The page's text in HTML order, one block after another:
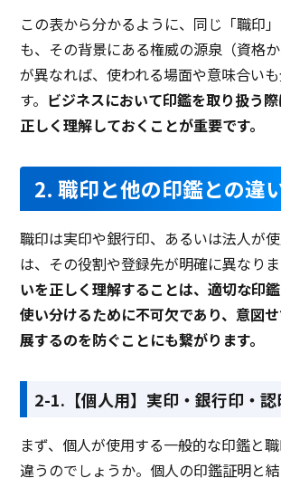
この表から分かるように、同じ「職印
も、その背景にある権威の源泉（資格か
が異なれば、使われる場面や意味合い
す。 ビジネスにおいて印鑑を取り扱う
正しく理解しておくことが重要です。
2. 職印と他の印鑑との違
職印は実印や銀行印、あるいは法人が
は、その役割や登録先が明確に異なりま
いを正しく理解することは、適切な印
使い分けるために不可欠であり、意図
展するのを防ぐことにも繋がります。
2-1.【個人用】実印・銀行印・
まず、個人が使用する一般的な印鑑と
違うのでしょうか。個人の印鑑証明と結